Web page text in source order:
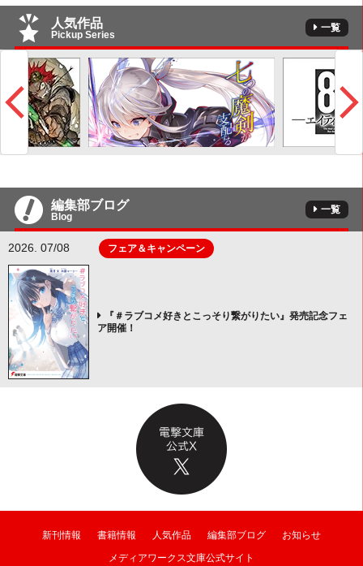
人気作品
Pickup Series
一覧
編集部ブログ
Blog
一覧
2026. 07/08 フェア＆キャンペーン
『＃ラブコメ好きとこっそり繋がりたい』発売記念フェ
ア開催！
新刊情報 書籍情報 人気作品 編集部ブログ
お知らせ
メディアワークス文庫公式サイト